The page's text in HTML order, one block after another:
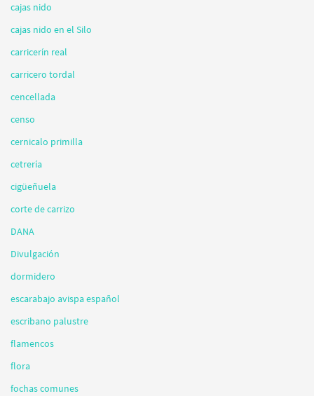
cajas nido
cajas nido en el Silo
carricerín real
carricero tordal
cencellada
censo
cernicalo primilla
cetrería
cigüeñuela
corte de carrizo
DANA
Divulgación
dormidero
escarabajo avispa español
escribano palustre
flamencos
flora
fochas comunes